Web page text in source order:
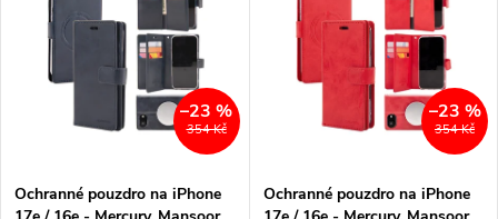
354 Kč
–23 %
Ochranné pouzdro na iPhone
354 Kč
–23 %
Ochranné pouzdro na iPhone